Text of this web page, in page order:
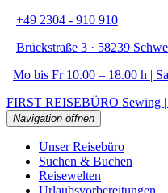
+49 2304 - 910 910
Brückstraße 3 · 58239
Mo bis Fr 10.00 – 18.00 h |
FIRST REISEBÜRO Sewing |
Navigation öffnen
Unser Reisebüro
Suchen & Buchen
Reisewelten
Urlaubsvorbereitungen